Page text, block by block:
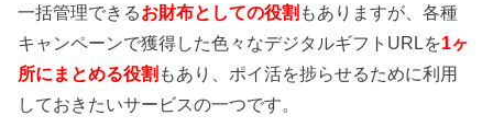
一括管理できるお財布としての役割 もありますが、各種
キャンペーンで獲得した色々なデジタルギフトURLを1ヶ
所にまとめる役割 もあり、ポイ活を捗らせるために利用
しておきたいサービスの一つです。